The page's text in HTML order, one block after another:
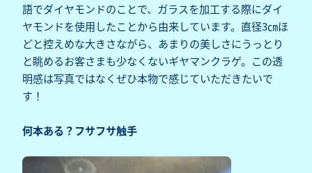
語でダイヤモンドのことで、ガラスを加工する際にダイ
ヤモンドを使用したことから由来しています。直径3㎝ほ
どと控えめな大きさながら、あまりの美しさにうっとり
と眺めるお客さまも少なくないギヤマンクラゲ。この透
明感は写真ではなくぜひ本物で感じていただきたいで
す！
何本ある？フサフサ触手